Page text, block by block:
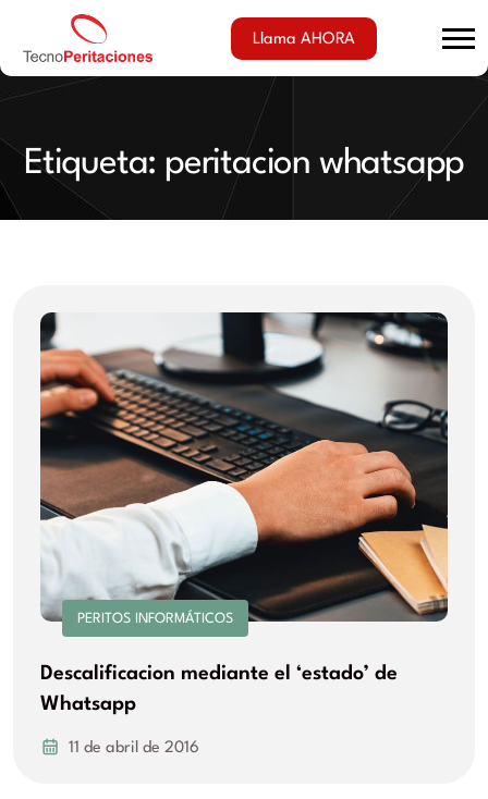
Llama AHORA
Etiqueta: peritacion whatsapp
PERITOS INFORMÁTICOS
Descalificacion mediante el ‘estado’ de
Whatsapp
11 de abril de 2016